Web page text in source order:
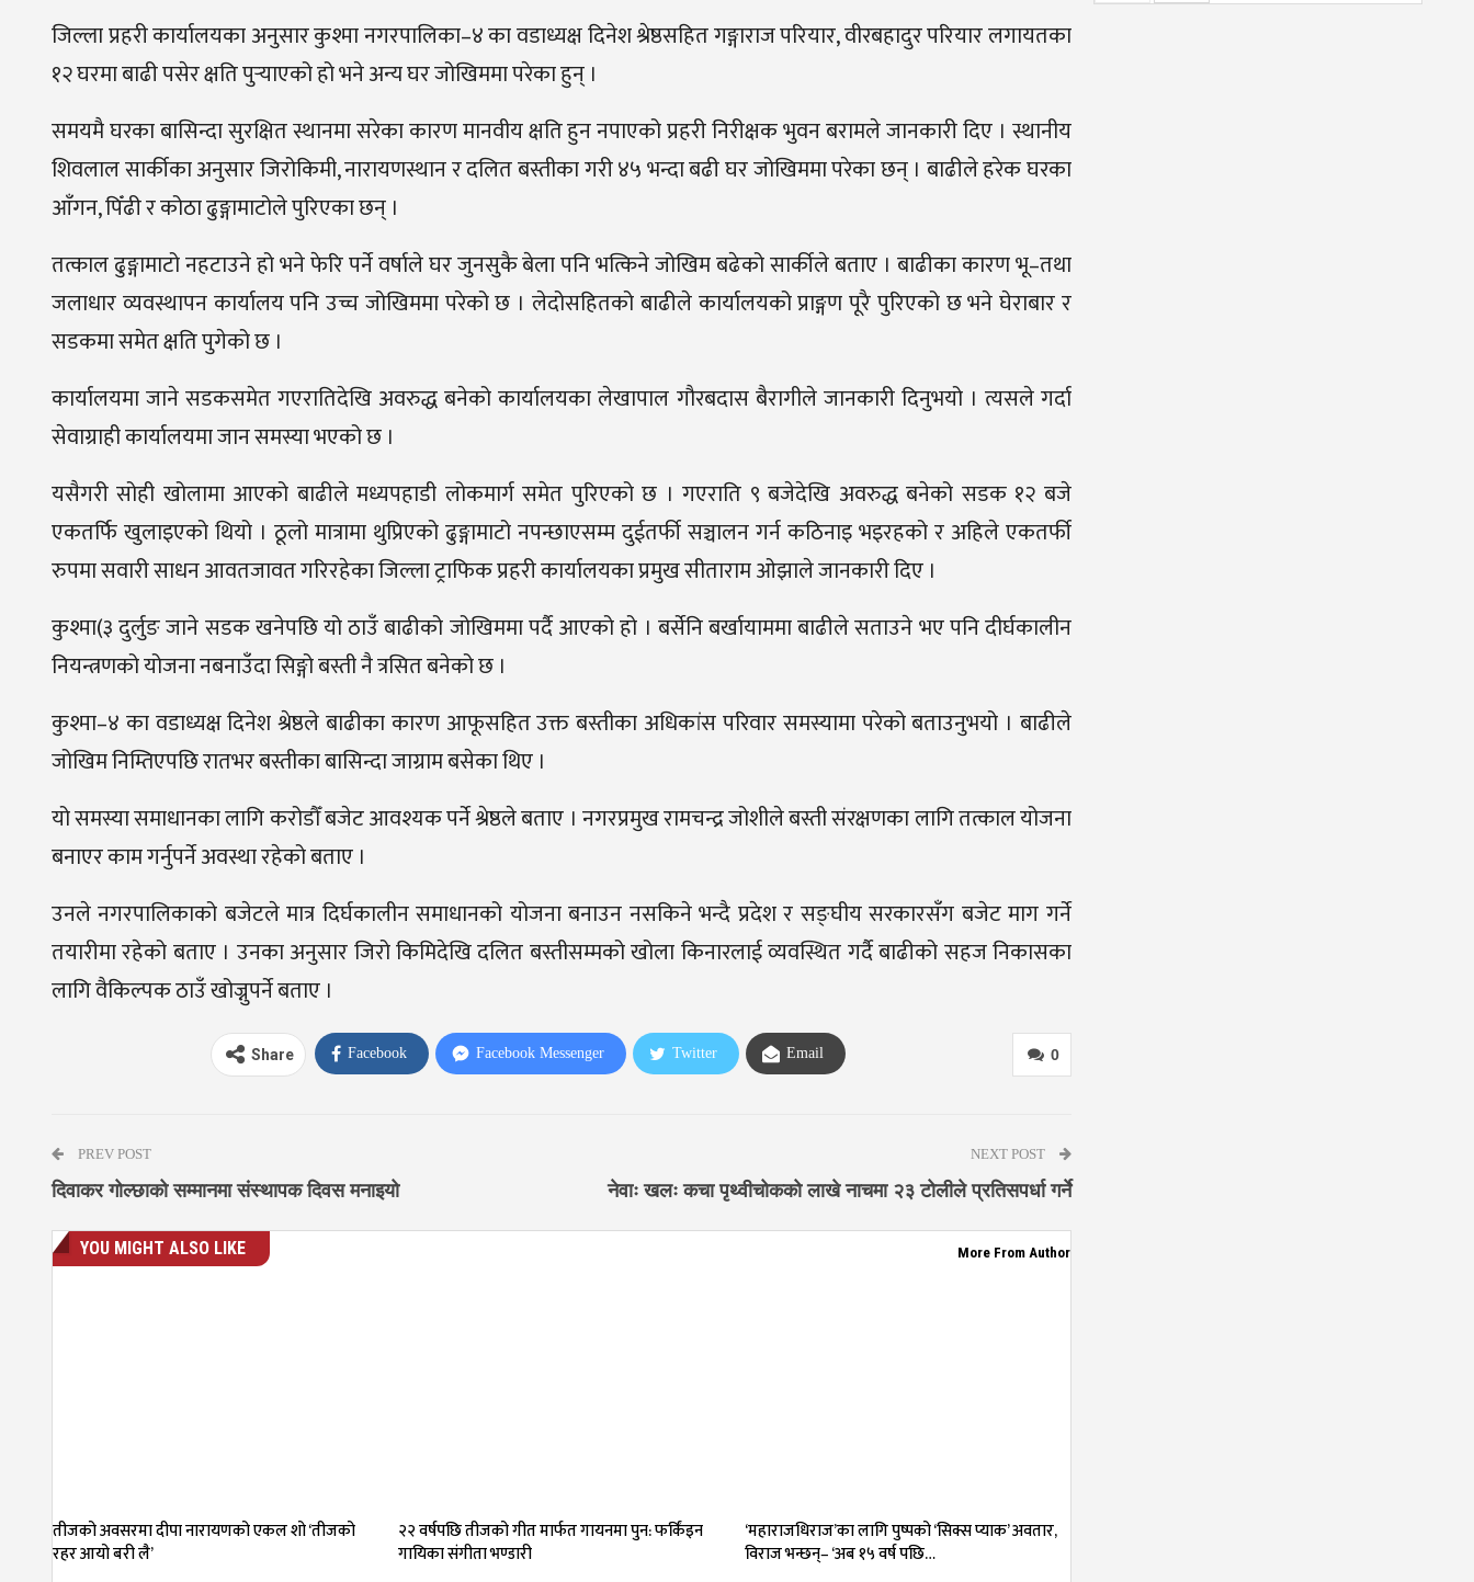
जिल्ला प्रहरी कार्यालयका अनुसार कुश्मा नगरपालिका–४ का वडाध्यक्ष दिनेश श्रेष्ठसहित गङ्गाराज परियार, वीरबहादुर परियार लगायतका
१२ घरमा बाढी पसेर क्षति पुर्‍याएको हो भने अन्य घर जोखिममा परेका हुन् ।
समयमै घरका बासिन्दा सुरक्षित स्थानमा सरेका कारण मानवीय क्षति हुन नपाएको प्रहरी निरीक्षक भुवन बरामले जानकारी दिए । स्थानीय
शिवलाल सार्कीका अनुसार जिरोकिमी, नारायणस्थान र दलित बस्तीका गरी ४५ भन्दा बढी घर जोखिममा परेका छन् । बाढीले हरेक घरका
आँगन, पिँढी र कोठा ढुङ्गामाटोले पुरिएका छन् ।
तत्काल ढुङ्गामाटो नहटाउने हो भने फेरि पर्ने वर्षाले घर जुनसुकै बेला पनि भत्किने जोखिम बढेको सार्कीले बताए । बाढीका कारण भू–तथा
जलाधार व्यवस्थापन कार्यालय पनि उच्च जोखिममा परेको छ । लेदोसहितको बाढीले कार्यालयको प्राङ्गण पूरै पुरिएको छ भने घेराबार र
सडकमा समेत क्षति पुगेको छ ।
कार्यालयमा जाने सडकसमेत गएरातिदेखि अवरुद्ध बनेको कार्यालयका लेखापाल गौरबदास बैरागीले जानकारी दिनुभयो । त्यसले गर्दा
सेवाग्राही कार्यालयमा जान समस्या भएको छ ।
यसैगरी सोही खोलामा आएको बाढीले मध्यपहाडी लोकमार्ग समेत पुरिएको छ । गएराति ९ बजेदेखि अवरुद्ध बनेको सडक १२ बजे
एकतर्फि खुलाइएको थियो । ठूलो मात्रामा थुप्रिएको ढुङ्गामाटो नपन्छाएसम्म दुईतर्फी सञ्चालन गर्न कठिनाइ भइरहको र अहिले एकतर्फी
रुपमा सवारी साधन आवतजावत गरिरहेका जिल्ला ट्राफिक प्रहरी कार्यालयका प्रमुख सीताराम ओझाले जानकारी दिए ।
कुश्मा(३ दुर्लुङ जाने सडक खनेपछि यो ठाउँ बाढीको जोखिममा पर्दै आएको हो । बर्सेनि बर्खायाममा बाढीले सताउने भए पनि दीर्घकालीन
नियन्त्रणको योजना नबनाउँदा सिङ्गो बस्ती नै त्रसित बनेको छ ।
कुश्मा–४ का वडाध्यक्ष दिनेश श्रेष्ठले बाढीका कारण आफूसहित उक्त बस्तीका अधिकांस परिवार समस्यामा परेको बताउनुभयो । बाढीले
जोखिम निम्तिएपछि रातभर बस्तीका बासिन्दा जाग्राम बसेका थिए ।
यो समस्या समाधानका लागि करोडौँ बजेट आवश्यक पर्ने श्रेष्ठले बताए । नगरप्रमुख रामचन्द्र जोशीले बस्ती संरक्षणका लागि तत्काल योजना
बनाएर काम गर्नुपर्ने अवस्था रहेको बताए ।
उनले नगरपालिकाको बजेटले मात्र दिर्घकालीन समाधानको योजना बनाउन नसकिने भन्दै प्रदेश र सङ्घीय सरकारसँग बजेट माग गर्ने
तयारीमा रहेको बताए । उनका अनुसार जिरो किमिदेखि दलित बस्तीसम्मको खोला किनारलाई व्यवस्थित गर्दै बाढीको सहज निकासका
लागि वैकिल्पक ठाउँ खोज्नुपर्ने बताए ।
0
Share Facebook Facebook Messenger Twitter Email
PREV POST
दिवाकर गोल्छाको सम्मानमा संस्थापक दिवस मनाइयो
NEXT POST
नेवाः खलः कचा पृथ्वीचोकको लाखे नाचमा २३ टोलीले प्रतिसपर्धा गर्ने
YOU MIGHT ALSO LIKE More From Author
तीजको अवसरमा दीपा नारायणको एकल शो ‘तीजको
रहर आयो बरी लै’
२२ वर्षपछि तीजको गीत मार्फत गायनमा पुन: फर्किंइन
गायिका संगीता भण्डारी
‘महाराजधिराज’का लागि पुष्पको ‘सिक्स प्याक’ अवतार,
विराज भन्छन्– ‘अब १५ वर्ष पछि…